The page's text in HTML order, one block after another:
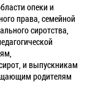
опеки и
права, семейной
сиротства,
и выпускникам
родителям